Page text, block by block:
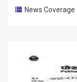
News Coverage